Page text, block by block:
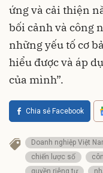
ứng và cải thiện
bối cảnh và công
những yếu tố cơ
hiểu được và áp
của mình”.
Chia sẻ Facebook
Doanh nghiệp Việt
chiến lược số
quyền riêng tư